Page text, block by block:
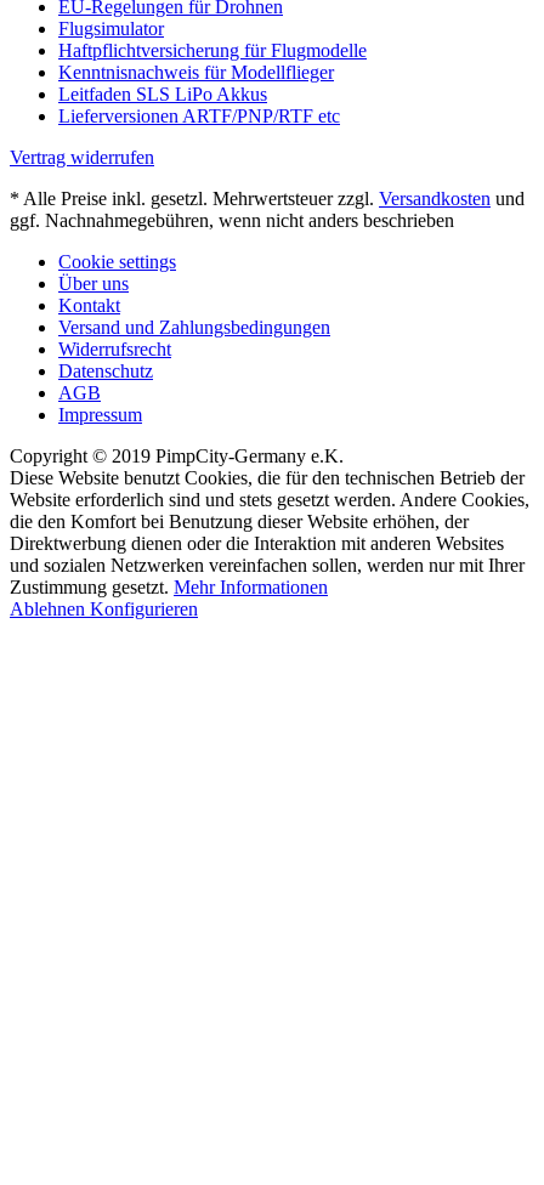
EU-Regelungen für Drohnen
Flugsimulator
Haftpflichtversicherung für Flugmodelle
Kenntnisnachweis für Modellflieger
Leitfaden SLS LiPo Akkus
Lieferversionen ARTF/PNP/RTF etc
Vertrag widerrufen
* Alle Preise inkl. gesetzl. Mehrwertsteuer zzgl. Versandkosten und
ggf. Nachnahmegebühren, wenn nicht anders beschrieben
Cookie settings
Über uns
Kontakt
Versand und Zahlungsbedingungen
Widerrufsrecht
Datenschutz
AGB
Impressum
Copyright © 2019 PimpCity-Germany e.K.
Diese Website benutzt Cookies, die für den technischen Betrieb der
Website erforderlich sind und stets gesetzt werden. Andere Cookies,
die den Komfort bei Benutzung dieser Website erhöhen, der
Direktwerbung dienen oder die Interaktion mit anderen Websites
und sozialen Netzwerken vereinfachen sollen, werden nur mit Ihrer
Zustimmung gesetzt. Mehr Informationen
Ablehnen Konfigurieren